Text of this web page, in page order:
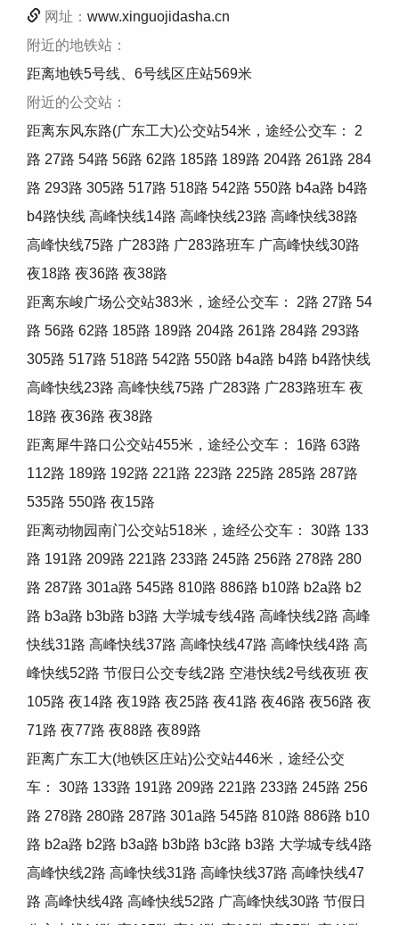
网址： www.xinguojidasha.cn
附近的地铁站：
距离地铁5号线、6号线区庄站569米
附近的公交站：
距离东风东路(广东工大)公交站54米，途经公交车： 2
路 27路 54路 56路 62路 185路 189路 204路 261路 284
路 293路 305路 517路 518路 542路 550路 b4a路 b4路
b4路快线 高峰快线14路 高峰快线23路 高峰快线38路
高峰快线75路 广283路 广283路班车 广高峰快线30路
夜18路 夜36路 夜38路
距离东峻广场公交站383米，途经公交车： 2路 27路 54
路 56路 62路 185路 189路 204路 261路 284路 293路
305路 517路 518路 542路 550路 b4a路 b4路 b4路快线
高峰快线23路 高峰快线75路 广283路 广283路班车 夜
18路 夜36路 夜38路
距离犀牛路口公交站455米，途经公交车： 16路 63路
112路 189路 192路 221路 223路 225路 285路 287路
535路 550路 夜15路
距离动物园南门公交站518米，途经公交车： 30路 133
路 191路 209路 221路 233路 245路 256路 278路 280
路 287路 301a路 545路 810路 886路 b10路 b2a路 b2
路 b3a路 b3b路 b3路 大学城专线4路 高峰快线2路 高峰
快线31路 高峰快线37路 高峰快线47路 高峰快线4路 高
峰快线52路 节假日公交专线2路 空港快线2号线夜班 夜
105路 夜14路 夜19路 夜25路 夜41路 夜46路 夜56路 夜
71路 夜77路 夜88路 夜89路
距离广东工大(地铁区庄站)公交站446米，途经公交
车： 30路 133路 191路 209路 221路 233路 245路 256
路 278路 280路 287路 301a路 545路 810路 886路 b10
路 b2a路 b2路 b3a路 b3b路 b3c路 b3路 大学城专线4路
高峰快线2路 高峰快线31路 高峰快线37路 高峰快线47
路 高峰快线4路 高峰快线52路 广高峰快线30路 节假日